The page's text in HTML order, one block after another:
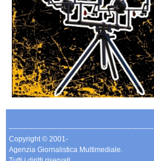
-------------------------------------------------------------
Copyright © 2001-
Agenzia Giornalistica Multimediale.